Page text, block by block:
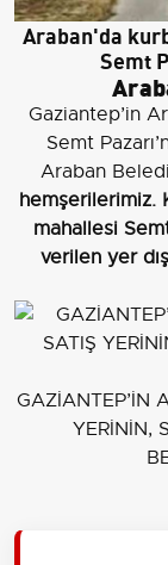
Araban'da
Semt
Gaziantep’in
Semt
Araban
hemşerilerimiz.
mahallesi
verilen yer
GAZİANTEP’İN
YERİNİN,